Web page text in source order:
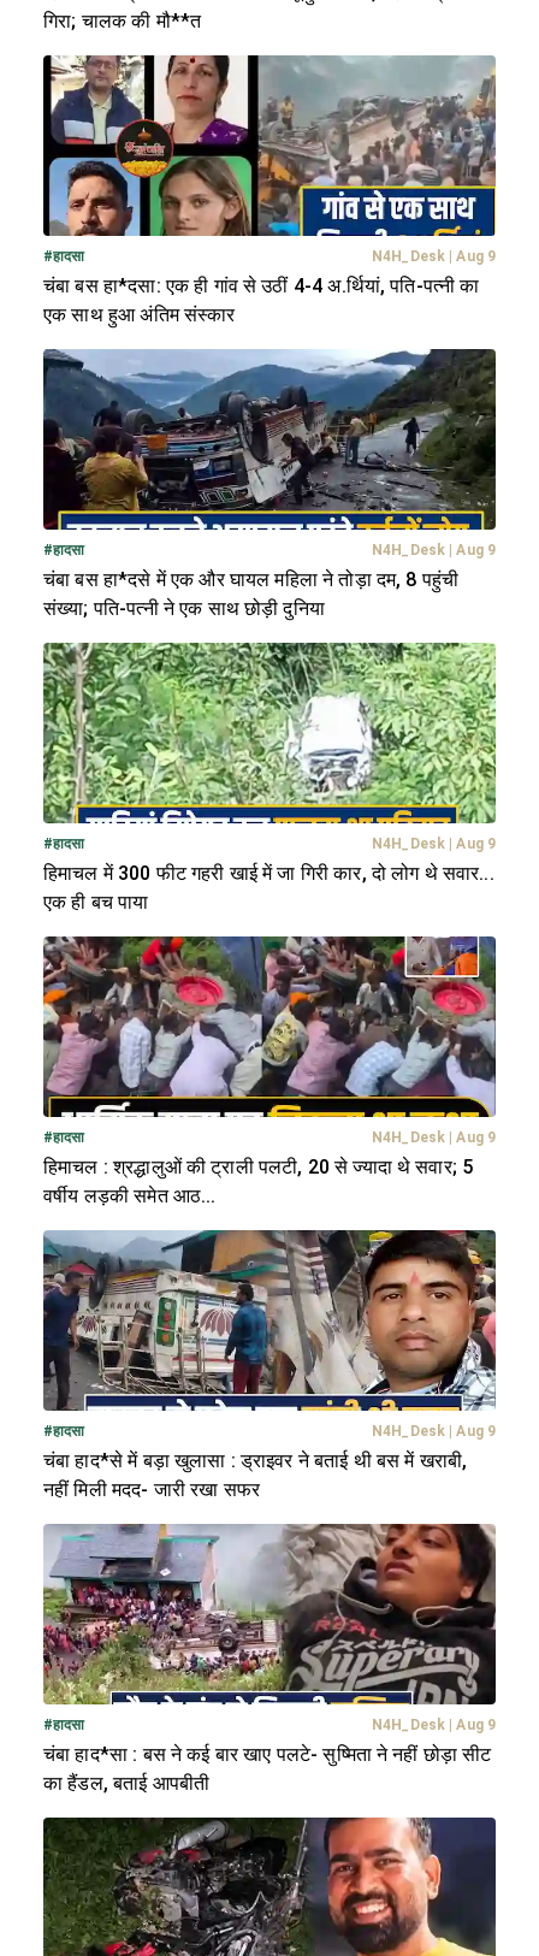
गिरा; चालक की मौ**त
#हादसा N4H_Desk Aug 9
चंबा बस हा*दसा: एक ही गांव से उठीं 4-4 अ.र्थियां, पति-पत्नी का
एक साथ हुआ अंतिम संस्कार
#हादसा N4H_Desk Aug 9
चंबा बस हा*दसे में एक और घायल महिला ने तोड़ा दम, 8 पहुंची
संख्या; पति-पत्नी ने एक साथ छोड़ी दुनिया
#हादसा N4H_Desk Aug 9
हिमाचल में 300 फीट गहरी खाई में जा गिरी कार, दो लोग थे सवार...
एक ही बच पाया
#हादसा N4H_Desk Aug 9
हिमाचल : श्रद्धालुओं की ट्राली पलटी, 20 से ज्यादा थे सवार; 5
वर्षीय लड़की समेत आठ...
#हादसा N4H_Desk Aug 9
चंबा हाद*से में बड़ा खुलासा : ड्राइवर ने बताई थी बस में खराबी,
नहीं मिली मदद- जारी रखा सफर
#हादसा N4H_Desk Aug 9
चंबा हाद*सा : बस ने कई बार खाए पलटे- सुष्मिता ने नहीं छोड़ा सीट
का हैंडल, बताई आपबीती